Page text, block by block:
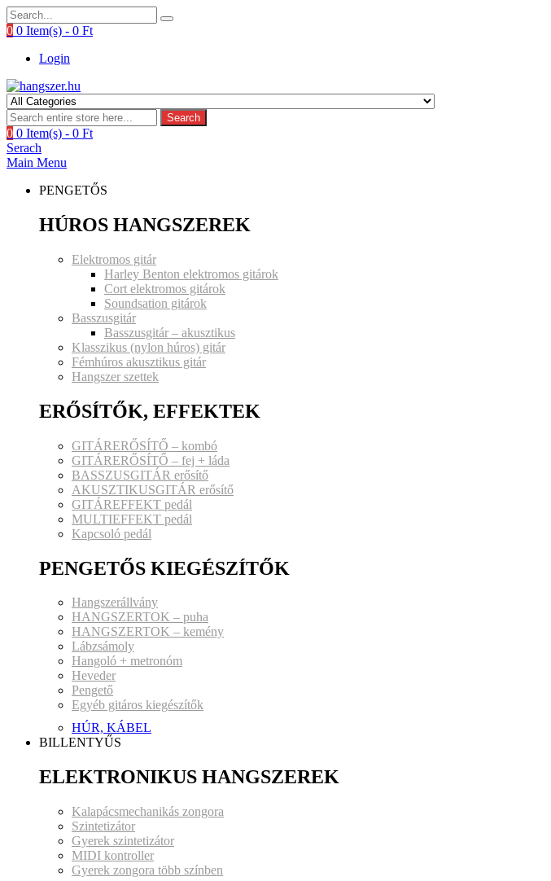
0 0 Item(s) - 0 Ft
Login
Search
0 0 Item(s) - 0 Ft
Serach
Main Menu
PENGETŐS
HÚROS HANGSZEREK
Elektromos gitár
Harley Benton elektromos gitárok
Cort elektromos gitárok
Soundsation gitárok
Basszusgitár
Basszusgitár – akusztikus
Klasszikus (nylon húros) gitár
Fémhúros akusztikus gitár
Hangszer szettek
ERŐSÍTŐK, EFFEKTEK
GITÁRERŐSÍTŐ – kombó
GITÁRERŐSÍTŐ – fej + láda
BASSZUSGITÁR erősítő
AKUSZTIKUSGITÁR erősítő
GITÁREFFEKT pedál
MULTIEFFEKT pedál
Kapcsoló pedál
PENGETŐS KIEGÉSZÍTŐK
Hangszerállvány
HANGSZERTOK – puha
HANGSZERTOK – kemény
Lábzsámoly
Hangoló + metronóm
Heveder
Pengető
Egyéb gitáros kiegészítők
HÚR, KÁBEL
BILLENTYŰS
ELEKTRONIKUS HANGSZEREK
Kalapácsmechanikás zongora
Szintetizátor
Gyerek szintetizátor
MIDI kontroller
Gyerek zongora több színben